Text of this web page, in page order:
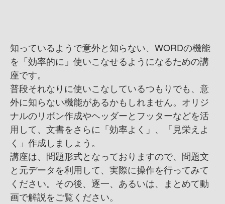
知っているようで意外と知らない、WORDの機能
を「効率的に」使いこなせるようになるための講
座です。
普段それなりに使いこなしているつもりでも、意
外に知らない機能があるかもしれません。オリジ
ナルのリボン作成やヘッダーとフッターなどを活
用して、文書をさらに「効率よく」、「見栄えよ
く」作成しましょう。
講座は、問題形式となっておりますので、問題文
と元データを利用して、実際に操作を行ってみて
ください。その後、逐一、あるいは、まとめて動
画で解説をご覧ください。